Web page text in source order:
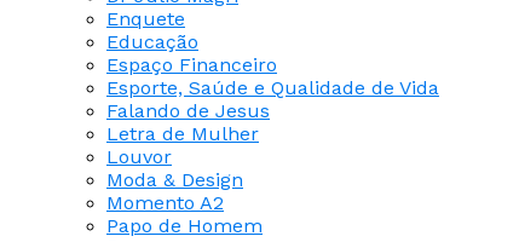
Enquete
Educação
Espaço Financeiro
Esporte, Saúde e Qualidade de Vida
Falando de Jesus
Letra de Mulher
Louvor
Moda & Design
Momento A2
Papo de Homem